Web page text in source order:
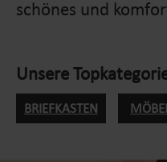
schönes und
Unsere
BRIEFKASTEN